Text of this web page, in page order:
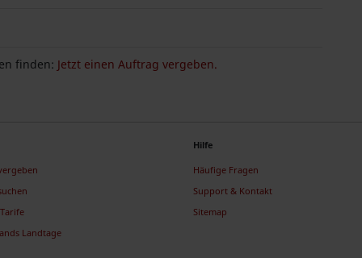
finden: Jetzt einen Auftrag vergeben.
Landtage
Hilfe
Häufige Fragen
Support & Kontakt
Sitemap